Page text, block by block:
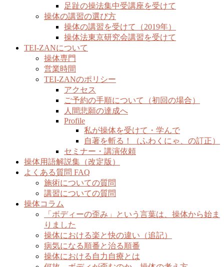
足趾の操法集中受講座を受けて
操体の講習の選び方
操体の講習を受けて（2019年）
操体法東京研究会講習を受けて
TEI-ZANについて
操体専門
営業時間
TEI-ZANのポリシー
アクセス
ご予約の手順について（初回の場合）
人間悲願の達成へ
Profile
私が操体を受けて・学んで
自著を斬る！（ふわくにゃ、の訂正）
セミナー・講演依頼
操体用語解説集（改定版）
よくある質問 FAQ
施術についての質問
講習についての質問
操体コラム
「ボディーの歪み」という言葉は、操体から始ま
りました
操体における楽と快の違い（追記）
病気になる順番と治る順番
操体における自力自療とは